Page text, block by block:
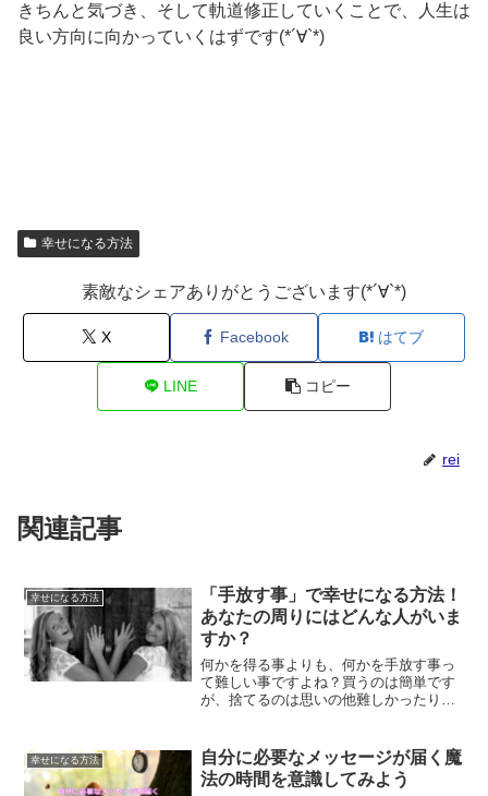
きちんと気づき、そして軌道修正していくことで、人生は
良い方向に向かっていくはずです(*´∀`*)
幸せになる方法
素敵なシェアありがとうございます(*´∀`*)
X Facebook はてブ
LINE コピー
rei
関連記事
幸せになる方法
「手放す事」で幸せになる方法！
あなたの周りにはどんな人がいま
すか？
何かを得る事よりも、何かを手放す事っ
て難しい事ですよね？買うのは簡単です
が、捨てるのは思いの他難しかったりし
す。手放す事について、解説していきま
す。
幸せになる方法
自分に必要なメッセージが届く魔
法の時間を意識してみよう